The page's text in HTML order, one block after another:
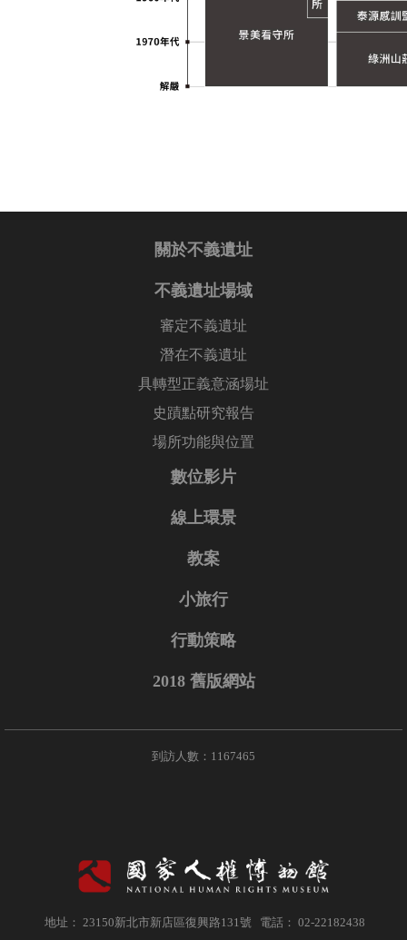
關於不義遺址
不義遺址場域
審定不義遺址
潛在不義遺址
具轉型正義意涵場址
史蹟點研究報告
場所功能與位置
數位影片
線上環景
教案
小旅行
行動策略
2018 舊版網站
到訪人數：1167465
地址： 23150新北市新店區復興路131號 電話： 02-22182438